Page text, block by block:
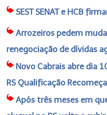
SEST SENAT e HCB
Arrozeiros pedem
renegociação de dívidas
Novo Cabrais abre dia
RS Qualificação
Após três meses em